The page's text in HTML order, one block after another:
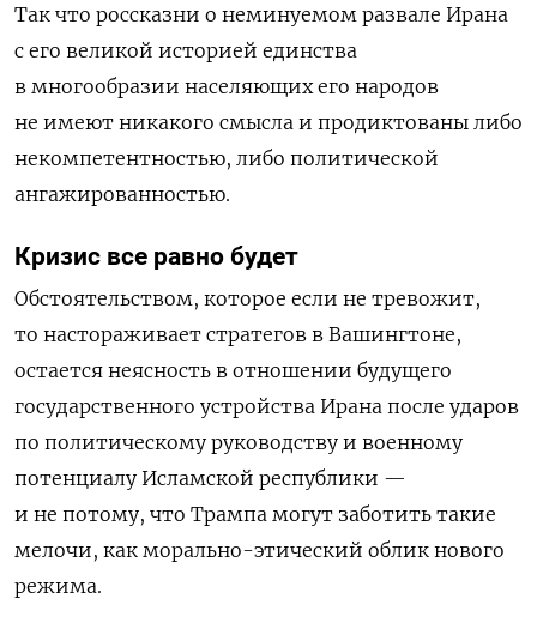
Так что россказни о неминуемом развале Ирана
с его великой историей единства
в многообразии населяющих его народов
не имеют никакого смысла и продиктованы либо
некомпетентностью, либо политической
ангажированностью.
Кризис все равно будет
Обстоятельством, которое если не тревожит,
то настораживает стратегов в Вашингтоне,
остается неясность в отношении будущего
государственного устройства Ирана после ударов
по политическому руководству и военному
потенциалу Исламской республики —
и не потому, что Трампа могут заботить такие
мелочи, как морально-этический облик нового
режима.